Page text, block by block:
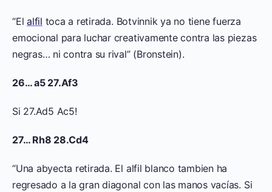
“Elalfil toca a retirada. Botvinnik ya no tiene fuerza
emocional para luchar creativamente contra las piezas
negras… ni contra su rival” (Bronstein).
26… a5 27.Af3
Si 27.Ad5 Ac5!
27… Rh8 28.Cd4
“Una abyecta retirada. El alfil blanco tambien ha
regresado a la gran diagonal con las manos vacías. Si